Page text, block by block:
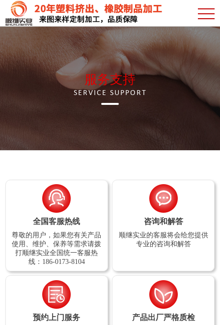
服务支持
SERVICE SUPPORT
全国客服热线
尊敬的用户，如果您有关产品
使用、维护、保养等需求请拨
打顺继实业全国统一客服热
线：186-0173-8104
咨询和解答
顺继实业的客服将会给您提供
专业的咨询和解答
预约上门服务 产品出厂严格质检